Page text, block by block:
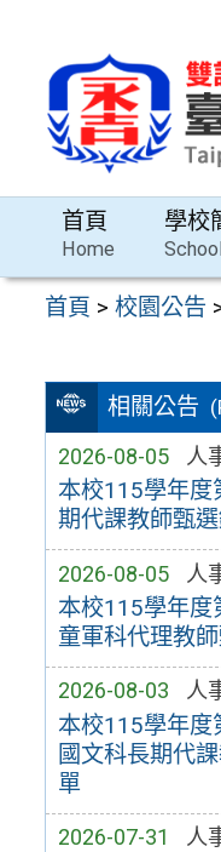
容
首頁
Home
學校
首頁 >校園公告
相關公告
2026-08-05 人
本校115學年度
期代課教師甄
2026-08-05 人
本校115學年度
童軍科代理教
2026-08-03 人
本校115學年度
國文科長期代
單
2026-07-31 人